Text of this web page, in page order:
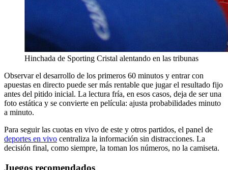
Hinchada de Sporting Cristal alentando en las tribunas
Observar el desarrollo de los primeros 60 minutos y entrar con
apuestas en directo puede ser más rentable que jugar el resultado fijo
antes del pitido inicial. La lectura fría, en esos casos, deja de ser una
foto estática y se convierte en película: ajusta probabilidades minuto
a minuto.
Para seguir las cuotas en vivo de este y otros partidos, el panel de
deportes en vivo centraliza la información sin distracciones. La
decisión final, como siempre, la toman los números, no la camiseta.
Juegos recomendados